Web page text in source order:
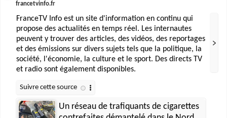
francetvinfo.fr
FranceTV Info est un site d'information en continu qui
propose des actualités en temps réel. Les internautes
peuvent y trouver des articles, des vidéos, des reportages
et des émissions sur divers sujets tels que la politique, la
société, l'économie, la culture et le sport. Des directs TV
et radio sont également disponibles.
Un réseau de trafiquants de cigarettes